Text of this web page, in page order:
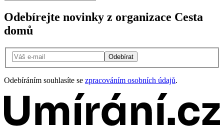
Odebírejte novinky z organizace Cesta
domů
Odebírat
Odebíráním souhlasíte se zpracováním osobních údajů.